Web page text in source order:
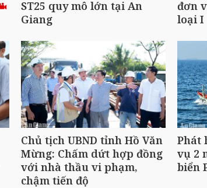
ST25 quy mô lớn tại An
Giang
đơn
loại I
Chủ tịch UBND tỉnh Hồ Văn
Mừng: Chấm dứt hợp đồng
với nhà thầu vi phạm,
chậm tiến độ
Phát
vụ 2
biển